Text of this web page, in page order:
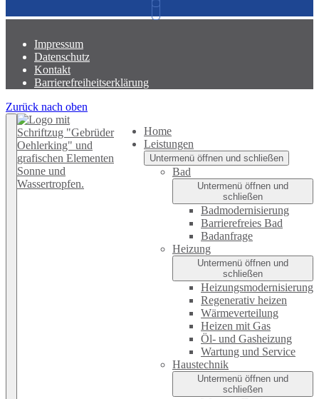
Impressum
Datenschutz
Kontakt
Barrierefreiheitserklärung
Zurück nach oben
Home
Leistungen
Untermenü öffnen und schließen
Bad
Untermenü öffnen und
schließen
Badmodernisierung
Barrierefreies Bad
Badanfrage
Heizung
Untermenü öffnen und
schließen
Heizungsmodernisierung
Regenerativ heizen
Wärmeverteilung
Heizen mit Gas
Öl- und Gasheizung
Wartung und Service
Haustechnik
Untermenü öffnen und
schließen